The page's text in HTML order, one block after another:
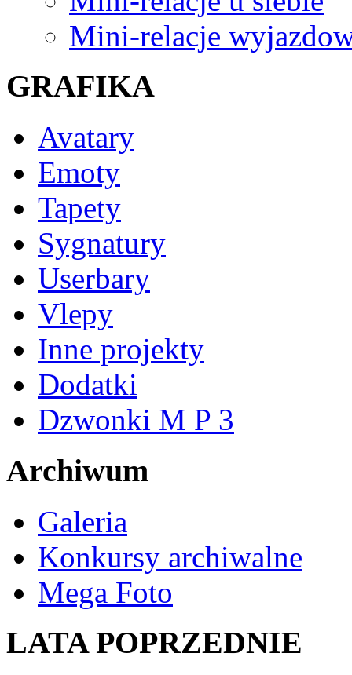
Mini-relacje
GRAFIKA
Avatary
Emoty
Tapety
Sygnatury
Userbary
Vlepy
Inne projekty
Dodatki
Dzwonki M P 3
Archiwum
Galeria
Konkursy archiwalne
Mega Foto
LATA POPRZEDNIE